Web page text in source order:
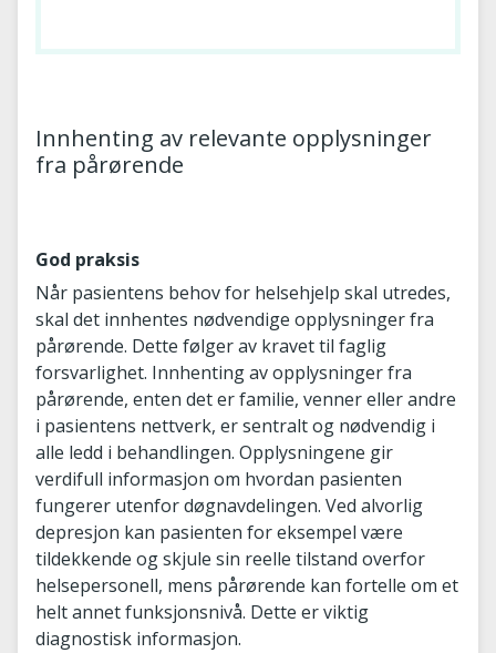
Innhenting av relevante opplysninger
fra pårørende
God praksis
Når pasientens behov for helsehjelp skal utredes,
skal det innhentes nødvendige opplysninger fra
pårørende. Dette følger av kravet til faglig
forsvarlighet. Innhenting av opplysninger fra
pårørende, enten det er familie, venner eller andre
i pasientens nettverk, er sentralt og nødvendig i
alle ledd i behandlingen. Opplysningene gir
verdifull informasjon om hvordan pasienten
fungerer utenfor døgnavdelingen. Ved alvorlig
depresjon kan pasienten for eksempel være
tildekkende og skjule sin reelle tilstand overfor
helsepersonell, mens pårørende kan fortelle om et
helt annet funksjonsnivå. Dette er viktig
diagnostisk informasjon.